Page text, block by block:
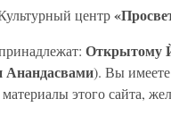
центр
Открытому
Анандасвами). Вы
этого сайта,